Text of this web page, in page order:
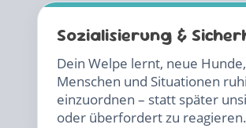
Sozialisierung &
Dein Welpe lernt, neue Hunde,
Menschen und Situationen
einzuordnen – statt später
oder überfordert zu reagieren.